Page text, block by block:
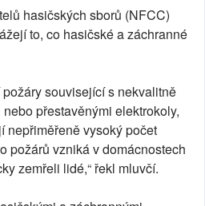
hasičských sborů (NFCC)
to, co hasičské a záchranné
související s nekvalitně
přestavěnými elektrokoly,
nepřiměřeně vysoký počet
požárů vzniká v domácnostech
zemřeli lidé,“ řekl mluvčí.